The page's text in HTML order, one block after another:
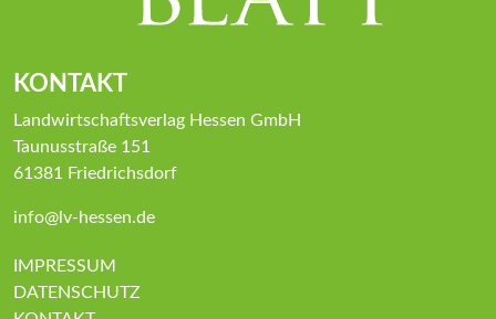
KONTAKT
Landwirtschaftsverlag Hessen GmbH
Taunusstraße 151
61381 Friedrichsdorf
info@lv-hessen.de
IMPRESSUM
DATENSCHUTZ